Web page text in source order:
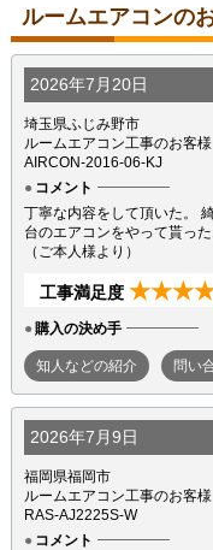
ルームエアコンの
2026年7月20日
埼玉県ふじみ野市
ルームエアコン工事のお客様
AIRCON-2016-06-KJ
コメント
丁寧な内容をして頂いた。
台のエアコンをやって貰った
（ご本人様より）
工事満足度
購入の決め手
知人などの紹介 問い
2026年7月9日
福岡県福岡市
ルームエアコン工事のお客様
RAS-AJ2225S-W
コメント